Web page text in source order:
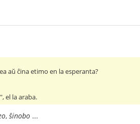
aŭ ĉina etimo en la esperanta?
el la araba.
, ŝinobo ...